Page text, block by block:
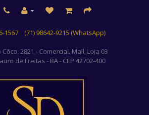
1567 (71) 98642-9215 (WhatsApp)
2821 - Comercial. Mall, Loja 03
de Freitas - BA - CEP 42702-400